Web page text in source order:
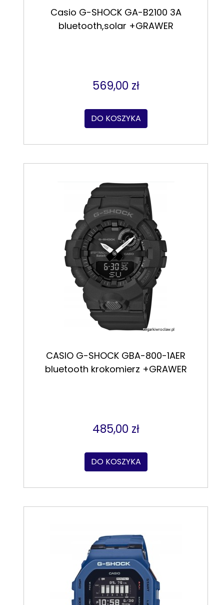
Casio G-SHOCK GA-B2100 3A
bluetooth,solar +GRAWER
569,00 zł
DO KOSZYKA
CASIO G-SHOCK GBA-800-1AER
bluetooth krokomierz +GRAWER
485,00 zł
DO KOSZYKA